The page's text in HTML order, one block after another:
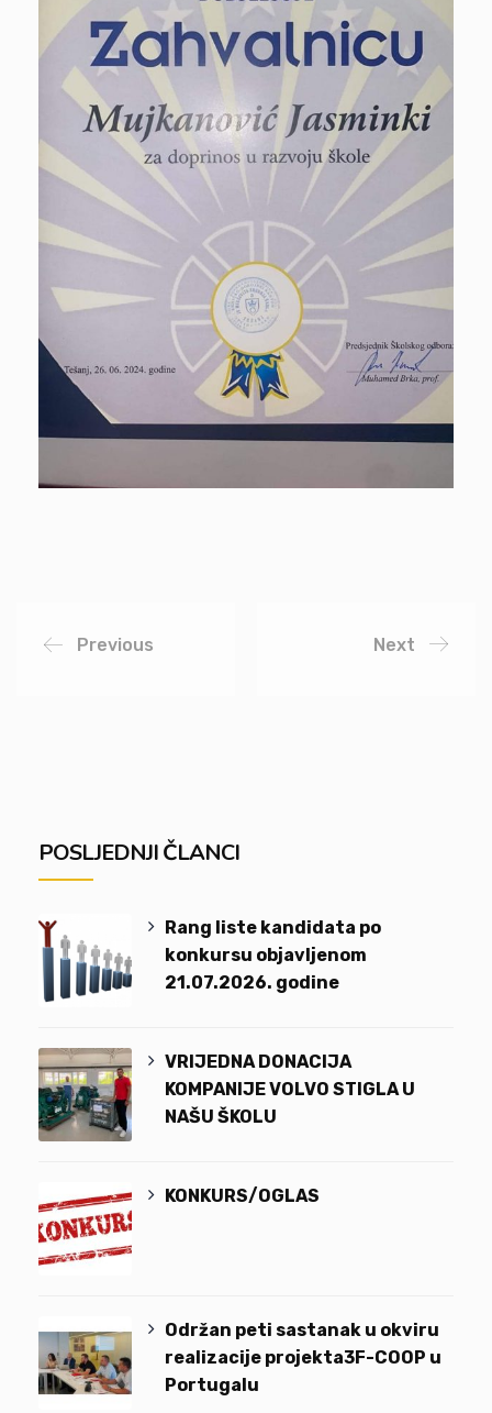
Previous Next
POSLJEDNJI ČLANCI
Rang liste kandidata po
konkursu objavljenom
21.07.2026. godine
VRIJEDNA DONACIJA
KOMPANIJE VOLVO STIGLA U
NAŠU ŠKOLU
KONKURS/OGLAS
Održan peti sastanak u okviru
realizacije projekta3F-COOP u
Portugalu